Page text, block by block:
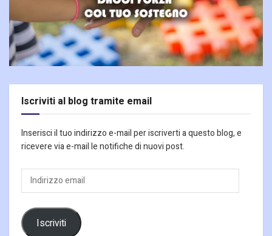
Iscriviti al blog tramite email
Inserisci il tuo indirizzo e-mail per iscriverti a questo blog, e
ricevere via e-mail le notifiche di nuovi post.
Indirizzo
email
Iscriviti